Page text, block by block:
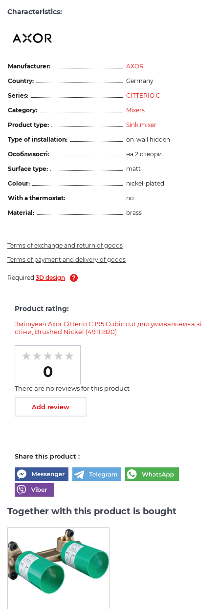
Characteristics:
Manufacturer:
AXOR
Country:
Germany
Series:
CITTERIO C
Category:
Mixers
Product type:
Sink mixer
Type of installation:
on-wall hidden
Особливості:
на 2 отвори
Surface type:
matt
Colour:
nickel-plated
With a thermostat:
no
Material:
brass
Terms of exchange and return of goods
Terms of payment and delivery of goods
Required 3D design
Product rating:
Змішувач Axor Citterio C 195 Cubic cut для умивальника зі
стіни, Brushed Nickel (49111820)
0
There are no reviews for this product
Add review
Share this product :
Together with this product is bought